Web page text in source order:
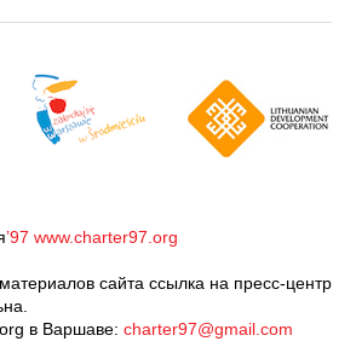
’97 www.charter97.org
сайта ссылка на пресс-центр
в Варшаве: charter97@gmail.com